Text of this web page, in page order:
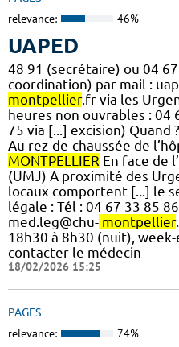
relevance: 46%
UAPED
48 91 (secrétaire) ou 04
coordination) par mail :
montpellier.fr via les
heures non ouvrables : 04
75 via [...] excision) Quand
Au rez-de-chaussée de
MONTPELLIER En face de
(UMJ) A proximité des
locaux comportent [...] le
légale : Tél : 04 67 33 85
med.leg@chu- montpellier
18h30 à 8h30 (nuit),
contacter le médecin
18/02/2026 15:25
PAGES
relevance: 74%